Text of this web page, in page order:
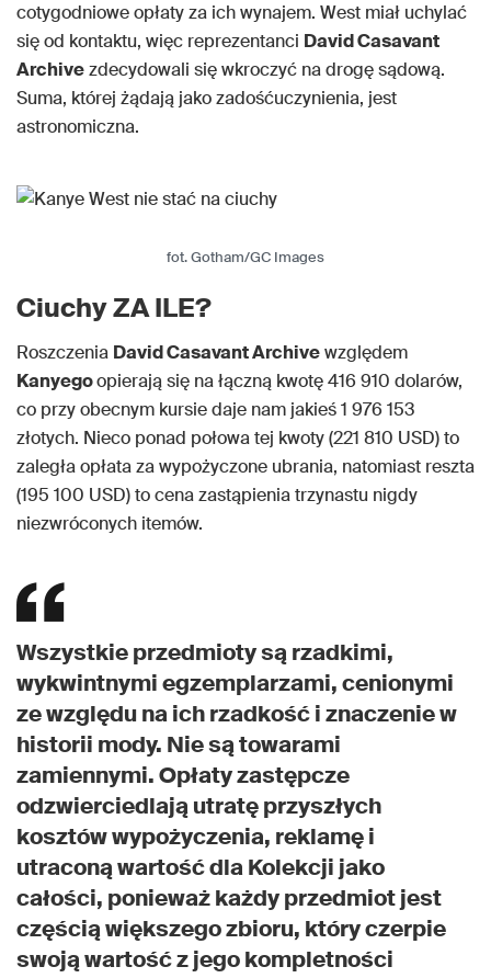
cotygodniowe opłaty za ich wynajem. West miał uchylać
się od kontaktu, więc reprezentanci David Casavant
Archivezdecydowali się wkroczyć na drogę sądową.
Suma, której żądają jako zadośćuczynienia, jest
astronomiczna.
fot. Gotham/GC Images
Ciuchy ZA ILE?
Roszczenia David Casavant Archivewzględem
Kanyegoopierają się na łączną kwotę 416 910 dolarów,
co przy obecnym kursie daje nam jakieś 1 976 153
złotych. Nieco ponad połowa tej kwoty (221 810 USD) to
zaległa opłata za wypożyczone ubrania, natomiast reszta
(195 100 USD) to cena zastąpienia trzynastu nigdy
niezwróconych itemów.
Wszystkie przedmioty są rzadkimi,
wykwintnymi egzemplarzami, cenionymi
ze względu na ich rzadkość i znaczenie w
historii mody. Nie są towarami
zamiennymi. Opłaty zastępcze
odzwierciedlają utratę przyszłych
kosztów wypożyczenia, reklamę i
utraconą wartość dla Kolekcji jako
całości, ponieważ każdy przedmiot jest
częścią większego zbioru, który czerpie
swoją wartość z jego kompletności